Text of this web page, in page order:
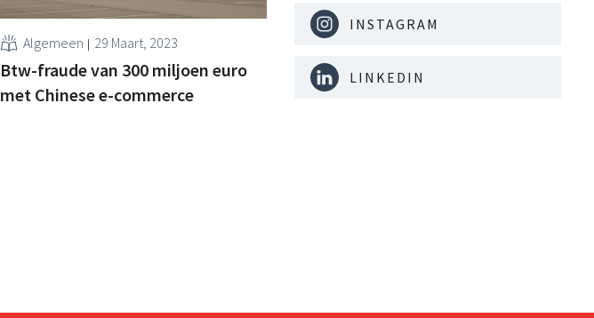
Algemeen 29 Maart, 2023
Btw-fraude van 300 miljoen euro
met Chinese e-commerce
INSTAGRAM
LINKEDIN